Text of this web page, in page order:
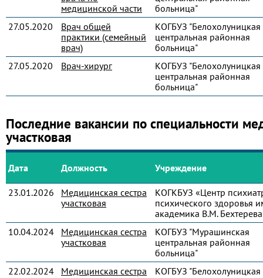
медицинской части
больница"
27.05.2020
Врач общей
практики (семейный
врач)
КОГБУЗ "Белохолуницкая
центральная районная
больница"
27.05.2020
Врач-хирург
КОГБУЗ "Белохолуницкая
центральная районная
больница"
Последние вакансии по специальности
участковая
Дата Должность Учреждение
23.01.2026
Медицинская сестра
участковая
КОГКБУЗ «Центр
психического здоровья
академика В.М.
10.04.2024
Медицинская сестра
участковая
КОГБУЗ "Мурашинская
центральная районная
больница"
22.02.2024
Медицинская сестра
КОГБУЗ "Белохолуницкая